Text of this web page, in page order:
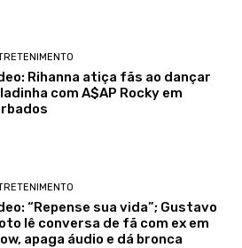
Rihanna atiça fãs ao dançar
com A$AP Rocky em
“Repense sua vida”; Gustavo
lê conversa de fã com ex em
apaga áudio e dá bronca